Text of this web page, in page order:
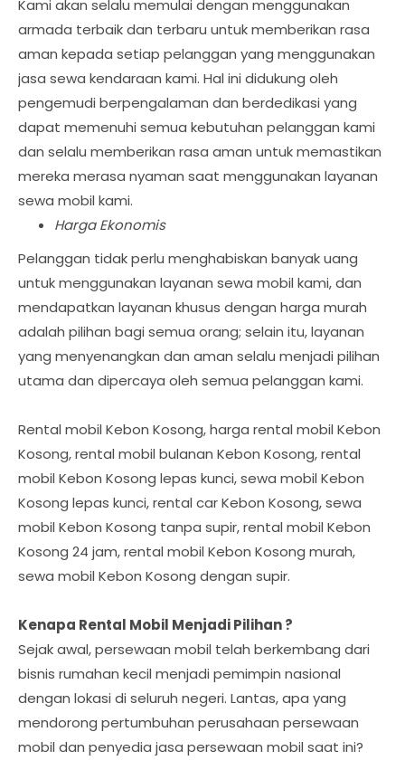
Kami akan selalu memulai dengan menggunakan
armada terbaik dan terbaru untuk memberikan rasa
aman kepada setiap pelanggan yang menggunakan
jasa sewa kendaraan kami. Hal ini didukung oleh
pengemudi berpengalaman dan berdedikasi yang
dapat memenuhi semua kebutuhan pelanggan kami
dan selalu memberikan rasa aman untuk memastikan
mereka merasa nyaman saat menggunakan layanan
sewa mobil kami.
Harga Ekonomis
Pelanggan tidak perlu menghabiskan banyak uang
untuk menggunakan layanan sewa mobil kami, dan
mendapatkan layanan khusus dengan harga murah
adalah pilihan bagi semua orang; selain itu, layanan
yang menyenangkan dan aman selalu menjadi pilihan
utama dan dipercaya oleh semua pelanggan kami.
Rental mobil Kebon Kosong, harga rental mobil Kebon
Kosong, rental mobil bulanan Kebon Kosong, rental
mobil Kebon Kosong lepas kunci, sewa mobil Kebon
Kosong lepas kunci, rental car Kebon Kosong, sewa
mobil Kebon Kosong tanpa supir, rental mobil Kebon
Kosong 24 jam, rental mobil Kebon Kosong murah,
sewa mobil Kebon Kosong dengan supir.
Kenapa Rental Mobil Menjadi Pilihan ?
Sejak awal, persewaan mobil telah berkembang dari
bisnis rumahan kecil menjadi pemimpin nasional
dengan lokasi di seluruh negeri. Lantas, apa yang
mendorong pertumbuhan perusahaan persewaan
mobil dan penyedia jasa persewaan mobil saat ini?